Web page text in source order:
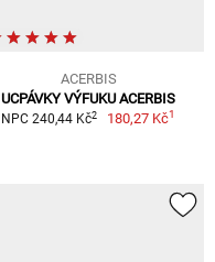
ACERBIS
UCPÁVKY VÝFUKU ACERBIS
NPC 240,44 Kč2 180,27 Kč1